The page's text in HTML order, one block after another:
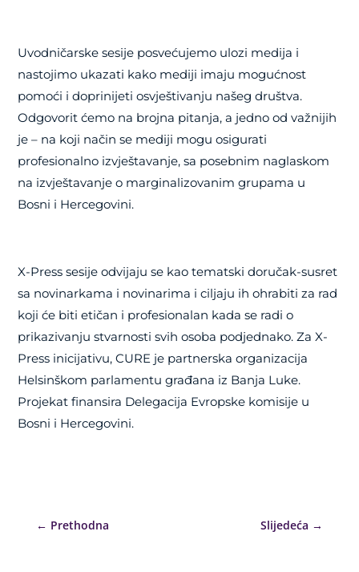
Uvodničarske sesije posvećujemo ulozi medija i
nastojimo ukazati kako mediji imaju mogućnost
pomoći i doprinijeti osvještivanju našeg društva.
Odgovorit ćemo na brojna pitanja, a jedno od važnijih
je – na koji način se mediji mogu osigurati
profesionalno izvještavanje, sa posebnim naglaskom
na izvještavanje o marginalizovanim grupama u
Bosni i Hercegovini.
X-Press sesije odvijaju se kao tematski doručak-susret
sa novinarkama i novinarima i ciljaju ih ohrabiti za rad
koji će biti etičan i profesionalan kada se radi o
prikazivanju stvarnosti svih osoba podjednako. Za X-
Press inicijativu, CURE je partnerska organizacija
Helsinškom parlamentu građana iz Banja Luke.
Projekat finansira Delegacija Evropske komisije u
Bosni i Hercegovini.
← Prethodna Slijedeća →